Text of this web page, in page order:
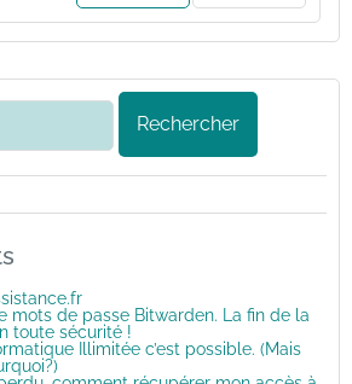
mots de passe Bitwarden. La fin de la
toute sécurité !
Illimitée c’est possible. (Mais